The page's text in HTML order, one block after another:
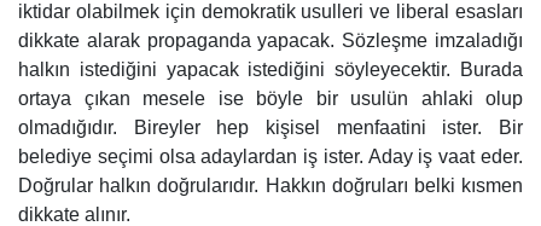
iktidar olabilmek için demokratik usulleri ve liberal esasları
dikkate alarak propaganda yapacak. Sözleşme imzaladığı
halkın istediğini yapacak istediğini söyleyecektir. Burada
ortaya çıkan mesele ise böyle bir usulün ahlaki olup
olmadığıdır. Bireyler hep kişisel menfaatini ister. Bir
belediye seçimi olsa adaylardan iş ister. Aday iş vaat eder.
Doğrular halkın doğrularıdır. Hakkın doğruları belki kısmen
dikkate alınır.